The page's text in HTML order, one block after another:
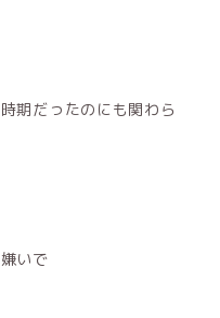
期だったのにも関わら
いで